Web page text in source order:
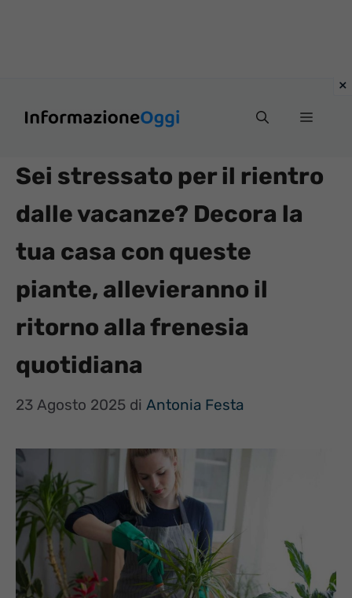
Menu
Sei stressato per il rientro
dalle vacanze? Decora la
tua casa con queste
piante, allevieranno il
ritorno alla frenesia
quotidiana
23 Agosto 2025 di Antonia Festa